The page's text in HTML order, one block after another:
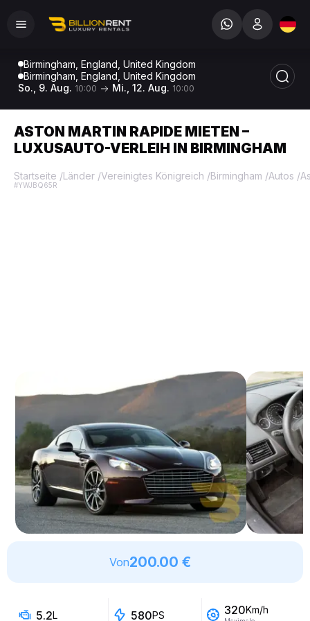
Birmingham, England, United Kingdom
Birmingham, England, United Kingdom
So., 9. Aug. 10:00 Mi., 12. Aug. 10:00
ASTON MARTIN RAPIDE MIETEN –
LUXUSAUTO-VERLEIH IN BIRMINGHAM
Startseite /Länder /Vereinigtes Königreich /Birmingham /Autos /
#YWJBQ65R
Von200.00 €
5.2L 580PS 320Km/h